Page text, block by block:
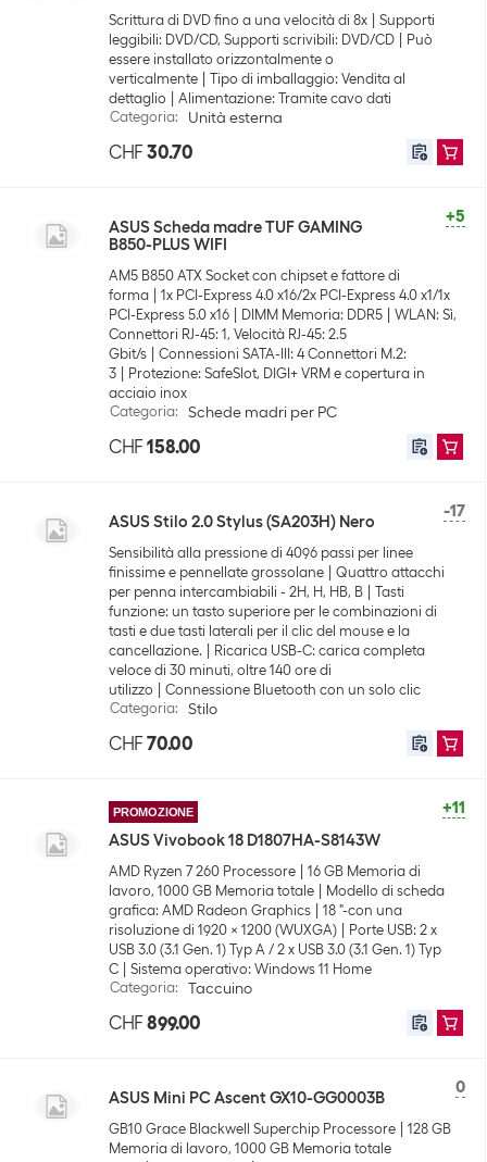
Scrittura di DVD fino a una velocità di 8x
Supporti
leggibili: DVD/CD, Supporti scrivibili: DVD/CD
Può
essere installato orizzontalmente o
verticalmente
Tipo di imballaggio: Vendita al
dettaglio
Alimentazione: Tramite cavo dati
Categoria: Unità esterna
CHF 30.70
+5
ASUS Scheda madre TUF GAMING
B850-PLUS WIFI
AM5 B850 ATX Socket con chipset e fattore di
forma
1x PCI-Express 4.0 x16/2x PCI-Express 4.0 x1/1x
PCI-Express 5.0 x16
DIMM Memoria: DDR5
WLAN: Sì,
Connettori RJ-45: 1, Velocità RJ-45: 2.5
Gbit/s
Connessioni SATA-III: 4 Connettori M.2:
3
Protezione: SafeSlot, DIGI+ VRM e copertura in
acciaio inox
Categoria: Schede madri per PC
CHF 158.00
-17
ASUS Stilo 2.0 Stylus (SA203H) Nero
Sensibilità alla pressione di 4096 passi per linee
finissime e pennellate grossolane
Quattro attacchi
per penna intercambiabili - 2H, H, HB, B
Tasti
funzione: un tasto superiore per le combinazioni di
tasti e due tasti laterali per il clic del mouse e la
cancellazione.
Ricarica USB-C: carica completa
veloce di 30 minuti, oltre 140 ore di
utilizzo
Connessione Bluetooth con un solo clic
Categoria: Stilo
CHF 70.00
+11
PROMOZIONE
ASUS Vivobook 18 D1807HA-S8143W
AMD Ryzen 7 260 Processore
16 GB Memoria di
lavoro, 1000 GB Memoria totale
Modello di scheda
grafica: AMD Radeon Graphics
18 "-con una
risoluzione di 1920 x 1200 (WUXGA)
Porte USB: 2 x
USB 3.0 (3.1 Gen. 1) Typ A / 2 x USB 3.0 (3.1 Gen. 1) Typ
C
Sistema operativo: Windows 11 Home
Categoria: Taccuino
CHF 899.00
0
ASUS Mini PC Ascent GX10-GG0003B
GB10 Grace Blackwell Superchip Processore
128 GB
Memoria di lavoro, 1000 GB Memoria totale